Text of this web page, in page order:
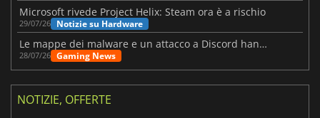
Microsoft rivede Project Helix: Steam ora è a rischio
29/07/26 Notizie su Hardware
Le mappe dei malware e un attacco a Discord hanno colpito Meccha Chameleon
28/07/26 Gaming News
NOTIZIE, OFFERTE